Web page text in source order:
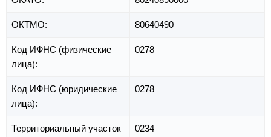
ОКТМО: 80640490
Код ИФНС (физические
лица):
0278
Код ИФНС (юридические
лица):
0278
Территориальный участок
0234